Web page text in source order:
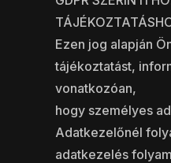
Ezen jog alapján
tájékoztatást,
vonatkozóan,
hogy személyes
Adatkezelőnél
adatkezelés